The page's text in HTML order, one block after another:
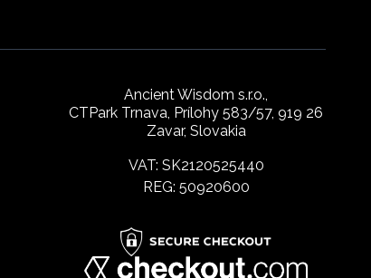
Ancient Wisdom s.r.o.,
CTPark Trnava, Prílohy 583/57, 919 26
Zavar, Slovakia
VAT: SK2120525440
REG: 50920600